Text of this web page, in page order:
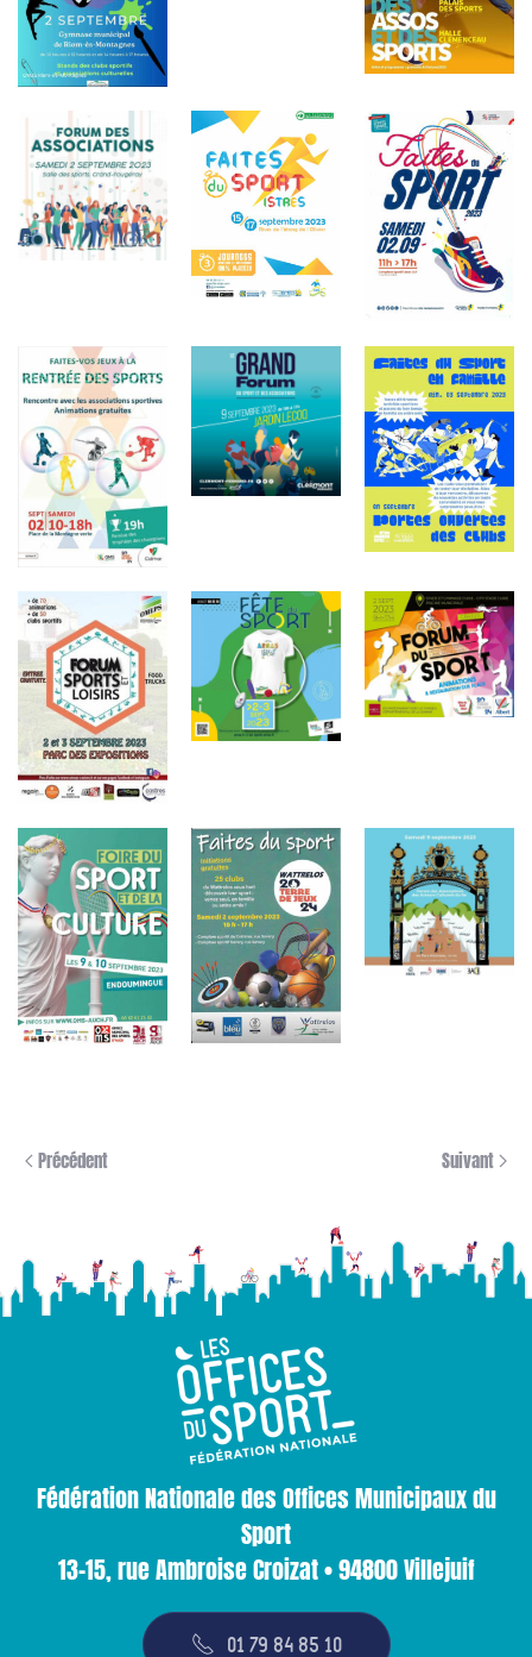
Précédent Suivant
Fédération Nationale des Offices Municipaux du
Sport
13-15, rue Ambroise Croizat • 94800 Villejuif
01 79 84 85 10